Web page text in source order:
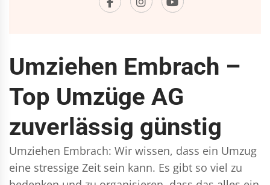
Umziehen Embrach –
Top Umzüge AG
zuverlässig günstig
Umziehen Embrach: Wir wissen, dass ein Umzug
eine stressige Zeit sein kann. Es gibt so viel zu